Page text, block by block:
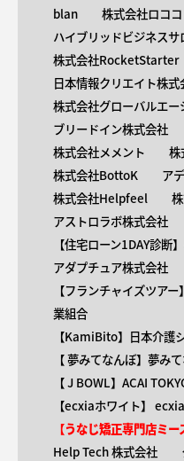
blan
株式会社ロココ
ハイブリッドビジネス
株式会社RocketStarter
日本情報クリエイト株式
株式会社グローバルエー
ブリードイン株式会社
株式会社メメント
株
株式会社BottoK
ア
株式会社Helpfeel
アストロラボ株式会社
【住宅ローン1DAY診断
アダプチュア株式会社
【​フランチャイズツア
業組合
【KamiBito​】日本介護
【 ​夢みてなんぼ】夢み
【 ​J BOWL】ACAI
【​ecxiaホワイト】
【​うなじ矯正専門店ミ
Help Tech 株式会社